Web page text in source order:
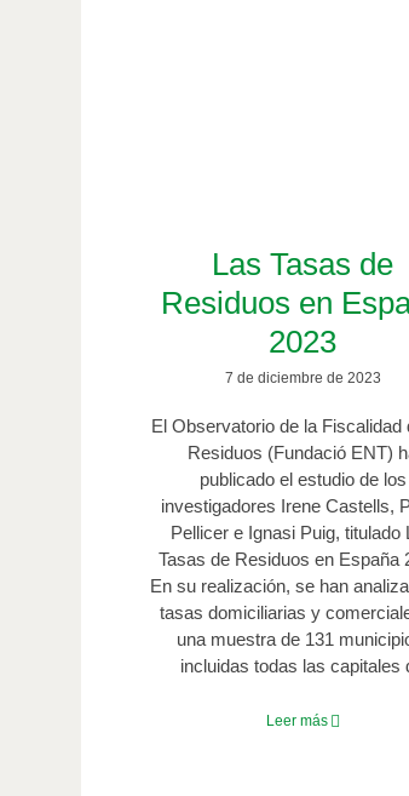
Las Tasas de
Residuos en
2023
7 de diciembre de 2023
El Observatorio de la Fiscalidad
Residuos (Fundació ENT)
publicado el estudio de los
investigadores Irene Castells,
Pellicer e Ignasi Puig, titulado
Tasas de Residuos en España
En su realización, se han
tasas domiciliarias y
una muestra de 131
incluidas todas las capitales
Leer más